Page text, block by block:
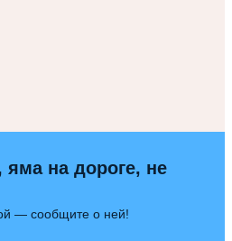
яма на дороге, не
— сообщите о ней!